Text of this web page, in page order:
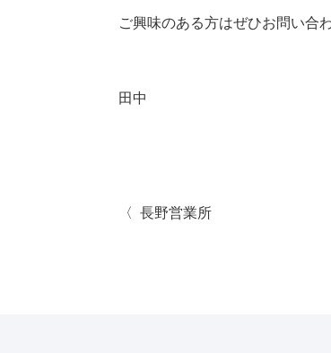
ご興味のある方はぜひお問い合
田中
長野営業所